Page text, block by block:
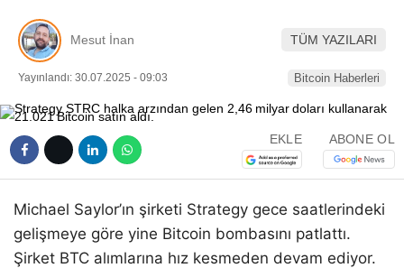
Mesut İnan TÜM YAZILARI
Yayınlandı: 30.07.2025 - 09:03 Bitcoin Haberleri
EKLE ABONE OL
Michael Saylor’ın şirketi Strategy gece saatlerindeki
gelişmeye göre yine Bitcoin bombasını patlattı.
Şirket BTC alımlarına hız kesmeden devam ediyor.